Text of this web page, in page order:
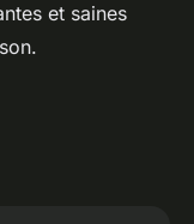
et saines